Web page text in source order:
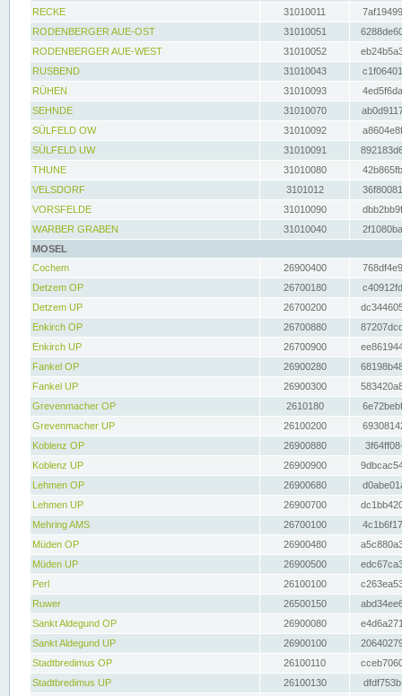
RECKE
31010011
RODENBERGER AUE-OST
31010051
RODENBERGER AUE-WEST
31010052
RUSBEND
31010043
RÜHEN
31010093
SEHNDE
31010070
SÜLFELD OW
31010092
SÜLFELD UW
31010091
THUNE
31010080
VELSDORF
3101012
VORSFELDE
31010090
WARBER GRABEN
31010040
MOSEL
Cochem
26900400
Detzem OP
26700180
Detzem UP
26700200
Enkirch OP
26700880
Enkirch UP
26700900
Fankel OP
26900280
Fankel UP
26900300
Grevenmacher OP
2610180
Grevenmacher UP
26100200
Koblenz OP
26900880
Koblenz UP
26900900
Lehmen OP
26900680
Lehmen UP
26900700
Mehring AMS
26700100
Müden OP
26900480
Müden UP
26900500
Perl
26100100
Ruwer
26500150
Sankt Aldegund OP
26900080
Sankt Aldegund UP
26900100
Stadtbredimus OP
26100110
Stadtbredimus UP
26100130